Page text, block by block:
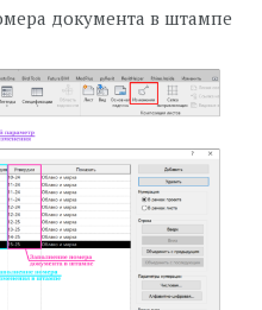
документа в штампе